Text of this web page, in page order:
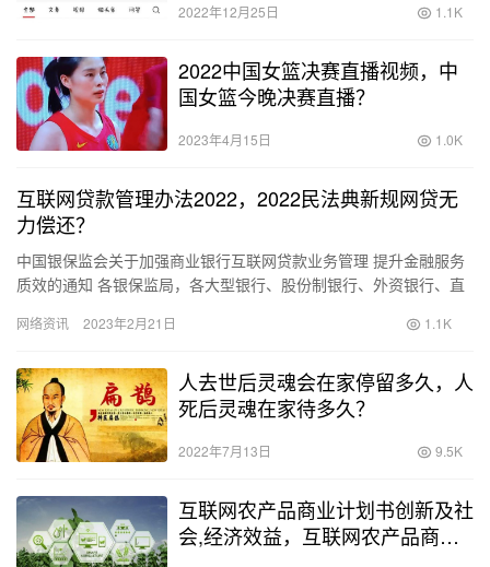
2022年12月25日 1.1K
2022中国女篮决赛直播视频，中
国女篮今晚决赛直播？
2023年4月15日 1.0K
互联网贷款管理办法2022，2022民法典新规网贷无
力偿还？
中国银保监会关于加强商业银行互联网贷款业务管理 提升金融服务
质效的通知 各银保监局，各大型银行、股份制银行、外资银行、直
监…
网络资讯 2023年2月21日 1.1K
人去世后灵魂会在家停留多久，人
死后灵魂在家待多久？
2022年7月13日 9.5K
互联网农产品商业计划书创新及社
会,经济效益，互联网农产品商业